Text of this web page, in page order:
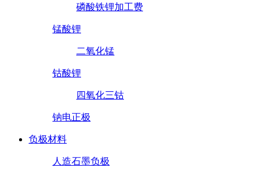
磷酸铁锂加工费
锰酸锂
二氧化锰
钴酸锂
四氧化三钴
钠电正极
负极材料
人造石墨负极